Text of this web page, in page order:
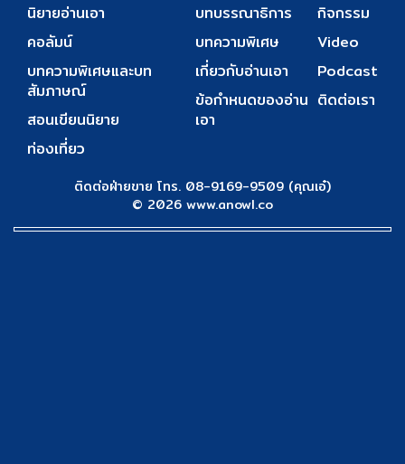
นิยายอ่านเอา
คอลัมน์
บทความพิเศษและบท
สัมภาษณ์
สอนเขียนนิยาย
ท่องเที่ยว
บทบรรณาธิการ
บทความพิเศษ
เกี่ยวกับอ่านเอา
ข้อกำหนดของอ่าน
เอา
กิจกรรม
Video
Podcast
ติดต่อเรา
ติดต่อฝ่ายขาย โทร. 08-9169-9509 (คุณเอ๋)
© 2026 www.anowl.co